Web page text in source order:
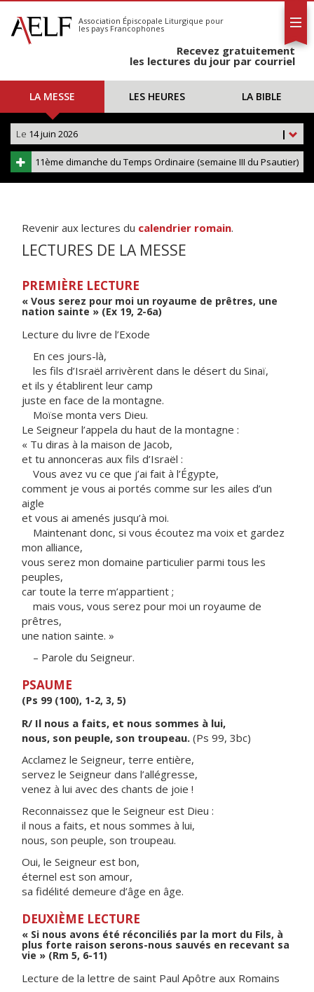
S'abonner
Calendrier
Association Épiscopale Liturgique pour
les pays Francophones
Recevez gratuitement
les lectures du jour par courriel
LA MESSE LES HEURES LA BIBLE
|
Le 14 juin 2026
11ème dimanche du Temps Ordinaire (semaine III du Psautier)
Revenir aux lectures du calendrier romain.
LECTURES DE LA MESSE
PREMIÈRE LECTURE
« Vous serez pour moi un royaume de prêtres, une
nation sainte » (Ex 19, 2-6a)
Lecture du livre de l’Exode
En ces jours-là,
les fils d’Israël arrivèrent dans le désert du Sinaï,
et ils y établirent leur camp
juste en face de la montagne.
Moïse monta vers Dieu.
Le Seigneur l’appela du haut de la montagne :
« Tu diras à la maison de Jacob,
et tu annonceras aux fils d’Israël :
Vous avez vu ce que j’ai fait à l’Égypte,
comment je vous ai portés comme sur les ailes d’un
aigle
et vous ai amenés jusqu’à moi.
Maintenant donc, si vous écoutez ma voix et gardez
mon alliance,
vous serez mon domaine particulier parmi tous les
peuples,
car toute la terre m’appartient ;
mais vous, vous serez pour moi un royaume de
prêtres,
une nation sainte. »
– Parole du Seigneur.
PSAUME
(Ps 99 (100), 1-2, 3, 5)
R/ Il nous a faits, et nous sommes à lui,
nous, son peuple, son troupeau. (Ps 99, 3bc)
Acclamez le Seigneur, terre entière,
servez le Seigneur dans l’allégresse,
venez à lui avec des chants de joie !
Reconnaissez que le Seigneur est Dieu :
il nous a faits, et nous sommes à lui,
nous, son peuple, son troupeau.
Oui, le Seigneur est bon,
éternel est son amour,
sa fidélité demeure d’âge en âge.
DEUXIÈME LECTURE
« Si nous avons été réconciliés par la mort du Fils, à
plus forte raison serons-nous sauvés en recevant sa
vie » (Rm 5, 6-11)
Lecture de la lettre de saint Paul Apôtre aux Romains